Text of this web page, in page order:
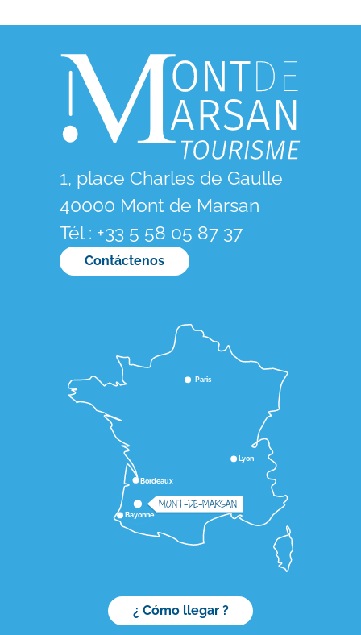
1, place Charles de Gaulle
40000 Mont de Marsan
Tél : +33 5 58 05 87 37
Contáctenos
Lyon
Bordeaux
Paris
Bayonne
MONT-DE-MARSAN
¿ Cómo llegar ?